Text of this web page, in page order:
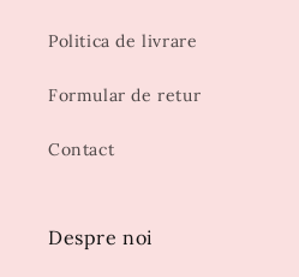
Politica de livrare
Formular de retur
Contact
Despre noi